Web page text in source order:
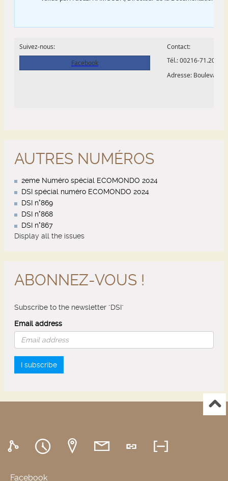
AUTRES NUMÉROS
2eme Numéro spécial ECOMONDO 2024
DSI spécial numéro ECOMONDO 2024
DSI n°869
DSI n°868
DSI n°867
Display all the issues
ABONNEZ-VOUS !
Subscribe to the newsletter "DSI"
Email address
I subscribe
Facebook